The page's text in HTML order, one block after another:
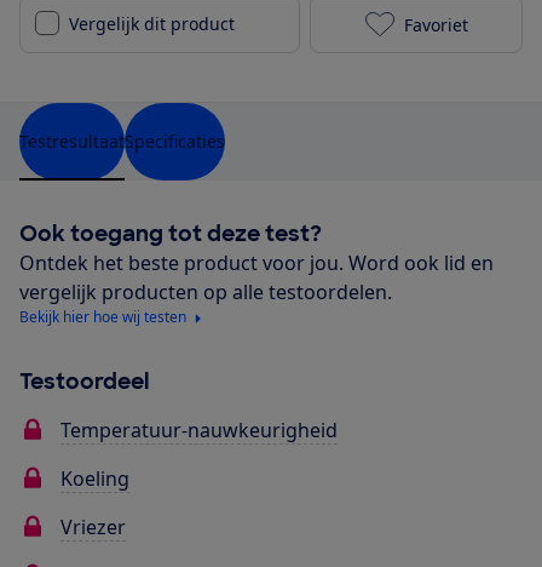
Vergelijk dit product Siemens
Favoriet
TestresultaatSpecificaties
Ook toegang tot deze test?
Ontdek het beste product voor jou. Word ook lid en
vergelijk producten op alle testoordelen.
Bekijk hier hoe wij testen
Testoordeel
Temperatuur-nauwkeurigheid
Koeling
Vriezer